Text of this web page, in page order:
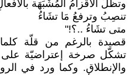
وتظلُّ الأقَزامُ المُشَبَهَة
تنصِبُ وترفعُ مَا تشَاءُ
متى تشَاءُ ..؟!"
قصيدة بالرغم من قلّة
تشكّل صرخة إعتراضيّة على
والإنطلاق. وكما ورد في